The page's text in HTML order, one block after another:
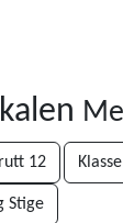
12
Stige